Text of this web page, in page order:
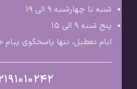
شنبه تا چهارشنبه 9 الی ۱۹
پنج شنبه 9 الی ۱۵
ایام تعطیل، تنها پاسخگوی پیام